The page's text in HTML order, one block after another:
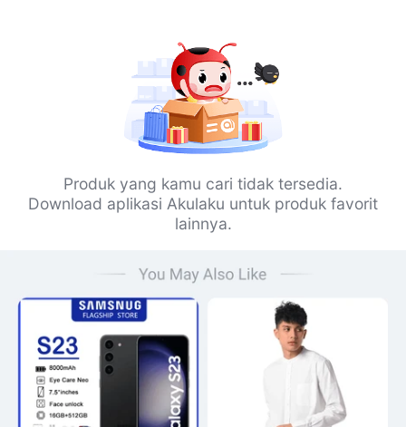
Produk yang kamu cari tidak tersedia.
Download aplikasi Akulaku untuk produk favorit
lainnya.